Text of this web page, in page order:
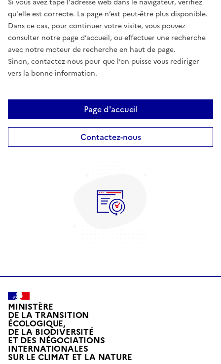
Si vous avez tapé l'adresse web dans le navigateur, vérifiez
qu'elle est correcte. La page n’est peut-être plus disponible.
Dans ce cas, pour continuer votre visite, vous pouvez
consulter notre page d’accueil, ou effectuer une recherche
avec notre moteur de recherche en haut de page.
Sinon, contactez-nous pour que l’on puisse vous rediriger
vers la bonne information.
Page d'accueil
Contactez-nous
MINISTÈRE
DE LA TRANSITION
ÉCOLOGIQUE,
DE LA BIODIVERSITÉ
ET DES NÉGOCIATIONS
INTERNATIONALES
SUR LE CLIMAT ET LA NATUREL